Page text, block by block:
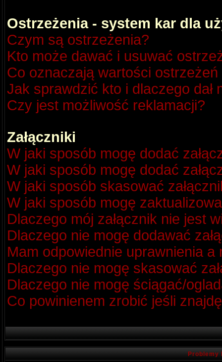
Ostrzeżenia - system kar dla
Czym są ostrzeżenia?
Kto może dawać i usuwać
Co oznaczają wartości
Jak sprawdzić kto i dlaczego dał
Czy jest możliwość reklamacji?
Załączniki
W jaki sposób mogę dodać
W jaki sposób mogę dodać
W jaki sposób skasować
W jaki sposób mogę
Dlaczego mój załącznik nie jest
Dlaczego nie mogę dodawać
Mam odpowiednie uprawnienia a
Dlaczego nie mogę skasować
Dlaczego nie mogę ściągać/
Co powinienem zrobić jeśli
Problemy